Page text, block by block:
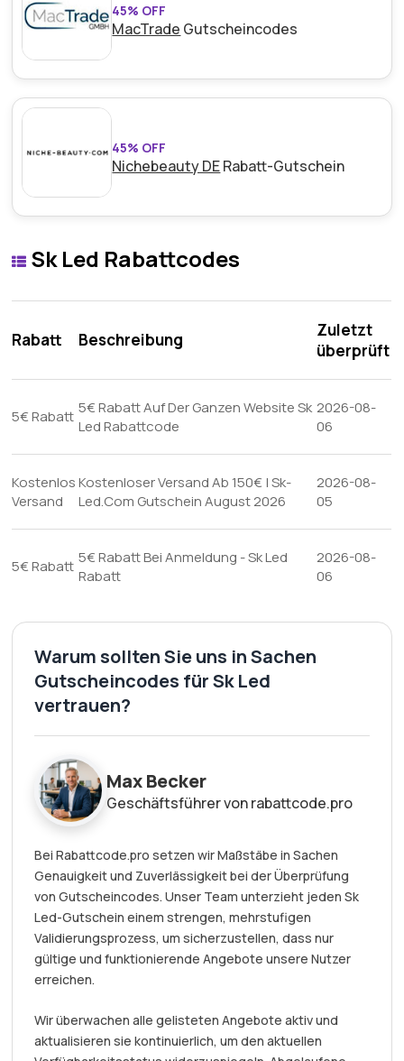
45% OFF
MacTrade Gutscheincodes
45% OFF
Nichebeauty DERabatt-Gutschein
Sk Led Rabattcodes
Rabatt Beschreibung
Zuletzt
überprüft
5€ Rabatt 5€ Rabatt Auf Der Ganzen Website Sk
Led Rabattcode
2026-08-
06
Kostenlos
Versand
Kostenloser Versand Ab 150€ | Sk-
Led.Com Gutschein August 2026
2026-08-
05
5€ Rabatt 5€ Rabatt Bei Anmeldung - Sk Led
Rabatt
2026-08-
06
Warum sollten Sie uns in Sachen
Gutscheincodes für Sk Led
vertrauen?
Max Becker
Geschäftsführer von rabattcode.pro
Bei Rabattcode.pro setzen wir Maßstäbe in Sachen
Genauigkeit und Zuverlässigkeit bei der Überprüfung
von Gutscheincodes. Unser Team unterzieht jeden Sk
Led-Gutschein einem strengen, mehrstufigen
Validierungsprozess, um sicherzustellen, dass nur
gültige und funktionierende Angebote unsere Nutzer
erreichen.
Wir überwachen alle gelisteten Angebote aktiv und
aktualisieren sie kontinuierlich, um den aktuellen